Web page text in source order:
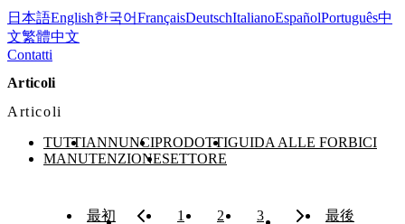
日本語English한국어FrançaisDeutschItalianoEspañolPortuguês中
文繁體中文
Contatti
Articoli
Articoli
TUTTIANNUNCIPRODOTTIGUIDA ALLE FORBICI
MANUTENZIONESETTORE
最初 1 2 3 最後